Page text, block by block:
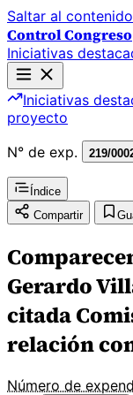
Saltar al
Control Congreso
Iniciativas
Iniciativas
proyecto
N° de exp.
219/
Índice
Compartir
Gerardo
citada
relación
Número de